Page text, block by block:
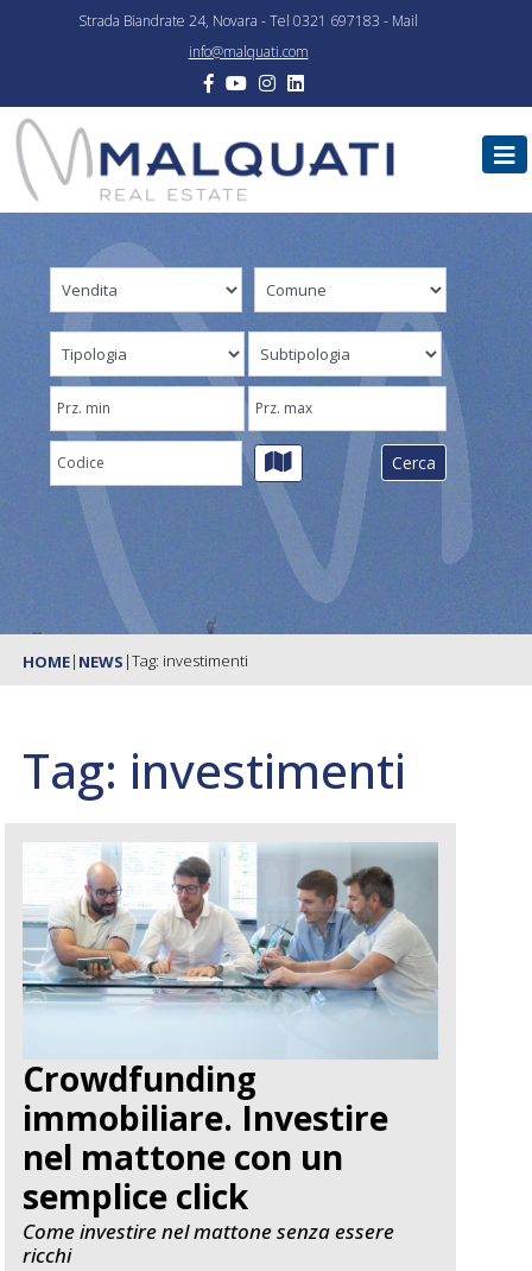
Strada Biandrate 24, Novara - Tel 0321 697183 - Mail
info@malquati.com
HOME| NEWS |Tag: investimenti
Tag: investimenti
Crowdfunding
immobiliare. Investire
nel mattone con un
semplice click
Come investire nel mattone senza essere
ricchi